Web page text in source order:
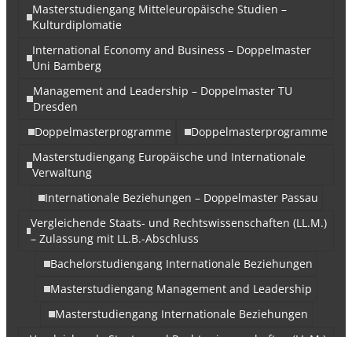
Masterstudiengang Mitteleuropäische Studien –
Kulturdiplomatie
International Economy and Business – Doppelmaster
Uni Bamberg
Management and Leadership – Doppelmaster TU
Dresden
Doppelmasterprogramme
Doppelmasterprogramme
Masterstudiengang Europäische und Internationale
Verwaltung
Internationale Beziehungen – Doppelmaster Passau
Vergleichende Staats- und Rechtswissenschaften (LL.M.)
– Zulassung mit LL.B.-Abschluss
Bachelorstudiengang Internationale Beziehungen
Masterstudiengang Management and Leadership
Masterstudiengang Internationale Beziehungen